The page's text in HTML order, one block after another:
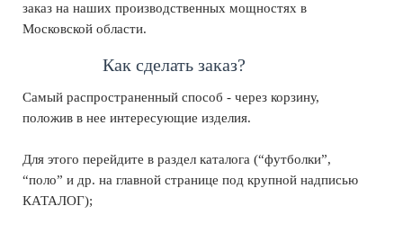
заказ на наших производственных мощностях в
Московской области.
Как сделать заказ?
Самый распространенный способ - через корзину,
положив в нее интересующие изделия.
Для этого перейдите в раздел каталога (“футболки”,
“поло” и др. на главной странице под крупной надписью
КАТАЛОГ);